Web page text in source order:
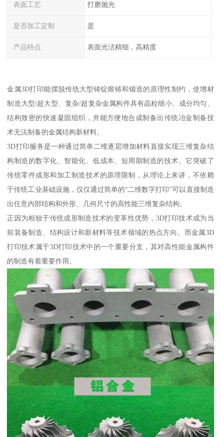
表面工艺 打磨抛光
是否加工定制 是
产品特点 表面光洁精细，高精度
金属3D打印能摆脱传统大型铸锭熔铸和锻造的原理性制约，使增材
制造大型/超大型、复杂/超复杂金属构件具有晶粒细小、成分均匀、
结构致密的快速凝固组织，并能方便地合成制备出传统冶金制备技
术无法制备的金属结构新材料。
3D打印服务是一种通过简单二维逐层增加材料直接实现三维复杂结
构制造的数字化、智能化、低成本、短周期制造的技术。它突破了
传统零件成形和加工制造技术的原理限制，从理论上来讲，不依赖
于传统工业基础设施，仅仅通过简单的“二维数字打印”可以直接制造
出任意内部结构和外形、几何尺寸的高性能三维复杂结构。
正因为相较于传统成形制造技术的变革性优势，3D打印技术成为当
前装备制造、结构设计和新材料等技术领域的热点方向。而金属3D
打印技术属于3D打印技术中的一个重要分支，其对高性能金属构件
的制造有着重要作用。